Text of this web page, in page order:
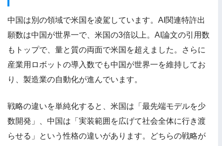
中国は別の領域で米国を凌駕しています。AI関連特許出
願数は中国が世界一で、米国の3倍以上。AI論文の引用数
もトップで、量と質の両面で米国を超えました。さらに
産業用ロボットの導入数でも中国が世界一を維持してお
り、製造業の自動化が進んでいます。
戦略の違いを単純化すると、米国は「最先端モデルを少
数開発」、中国は「実装範囲を広げて社会全体に行き渡
らせる」という性格の違いがあります。どちらの戦略が